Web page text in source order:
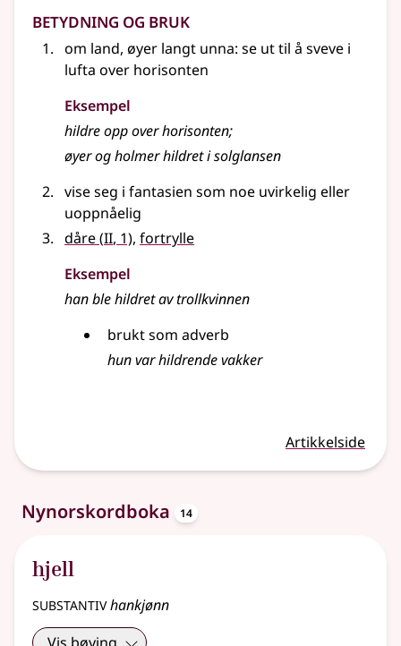
Betydning og bruk
om land, øyer langt unna: se ut til å sveve i
lufta over horisonten
Eksempel
hildreopp over horisonten;
øyer og holmerhildreti solglansen
vise seg i fantasien som noe uvirkelig eller
uoppnåelig
dåre(2
II, 1), fortrylle
Eksempel
han ble hildret av trollkvinnen
brukt som adverb
hun var hildrende vakker
Artikkelside
Nynorskordboka 14
hjell
substantivhankjønn